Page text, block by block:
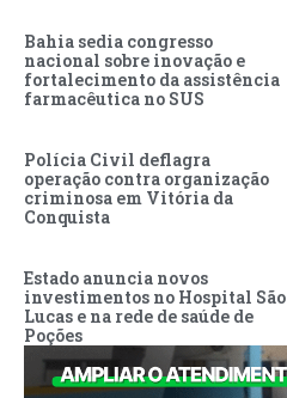
Bahia sedia congresso
nacional sobre inovação e
fortalecimento da assistência
farmacêutica no SUS
Polícia Civil deflagra
operação contra organização
criminosa em Vitória da
Conquista
Estado anuncia novos
investimentos no Hospital São
Lucas e na rede de saúde de
Poções